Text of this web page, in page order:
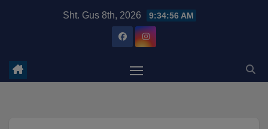
Sht. Gus 8th, 2026 9:34:57 AM